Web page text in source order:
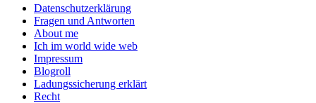
Facebook
anzeigen
Twitter
anzeigen
auf
Instagram
anzeigen
Main
menu
Skip
content
Datenschutzerklärung
Fragen und Antworten
About me
Ich im world wide web
Impressum
Blogroll
Ladungssicherung erklärt
Recht